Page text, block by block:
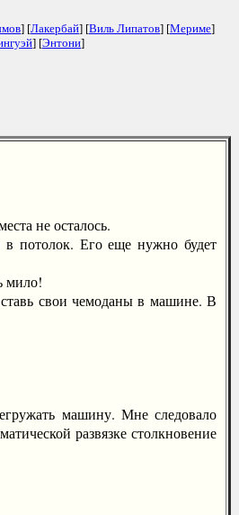
] [Лакербай] [Виль Липатов] [Мериме]
] [Энтони]
не осталось.
Его еще нужно будет
мило!
свои чемоданы в машине. В
машину. Мне следовало
развязке столкновение